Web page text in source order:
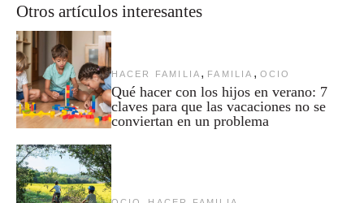
Otros artículos interesantes
HACER FAMILIA , FAMILIA , OCIO
Qué hacer con los hijos en verano: 7
claves para que las vacaciones no se
conviertan en un problema